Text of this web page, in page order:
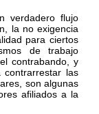
verdadero flujo
la no exigencia
para ciertos
de trabajo
contrabando, y
contrarrestar las
son algunas
afiliados a la